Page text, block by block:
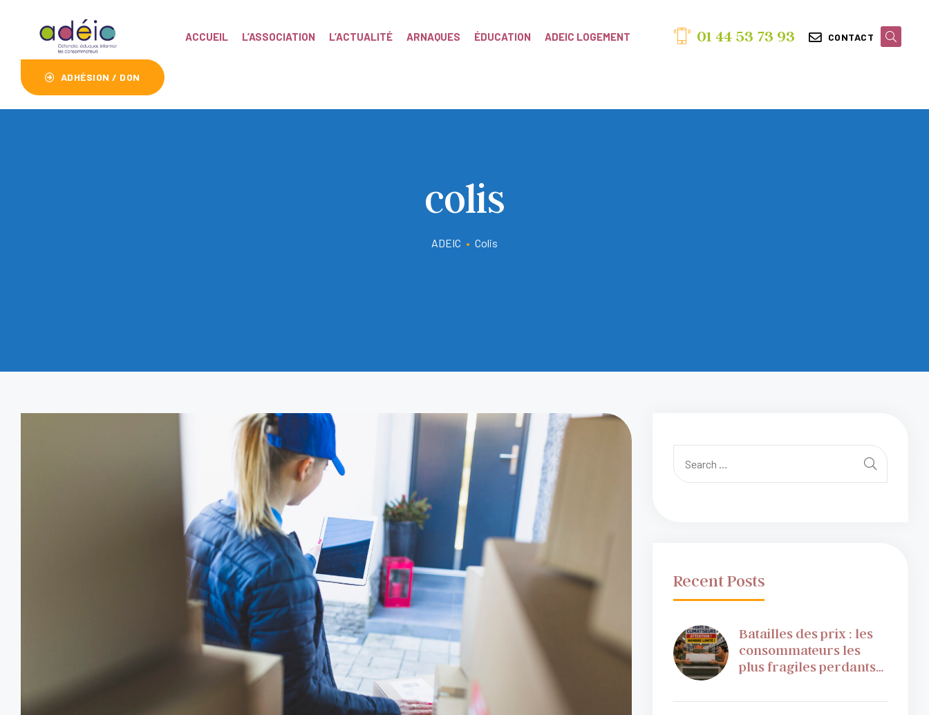
ACCUEIL L’ASSOCIATION L’ACTUALITÉ ARNAQUES ÉDUCATION ADEIC LOGEMENT 01 44 53 73 93 CONTACT
ADHÉSION / DON
colis
ADEIC • Colis
Recent Posts
Batailles des prix : les
consommateurs les
plus fragiles perdants…